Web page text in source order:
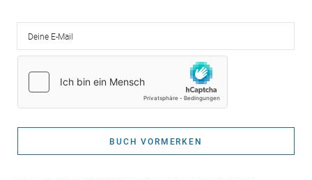
BUCH VORMERKEN